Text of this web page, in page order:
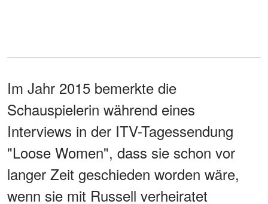
Im Jahr 2015 bemerkte die
Schauspielerin während eines
Interviews in der ITV-Tagessendung
"Loose Women", dass sie schon vor
langer Zeit geschieden worden wäre,
wenn sie mit Russell verheiratet